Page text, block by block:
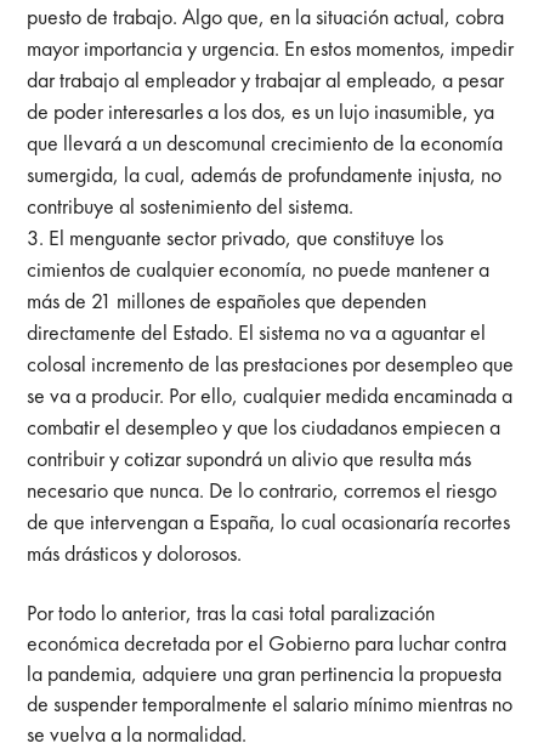
puesto de trabajo. Algo que, en la situación actual, cobra
mayor importancia y urgencia. En estos momentos, impedir
dar trabajo al empleador y trabajar al empleado, a pesar
de poder interesarles a los dos, es un lujo inasumible, ya
que llevará a un descomunal crecimiento de la economía
sumergida, la cual, además de profundamente injusta, no
contribuye al sostenimiento del sistema.
El menguante sector privado, que constituye los
cimientos de cualquier economía, no puede mantener a
más de 21 millones de españoles que dependen
directamente del Estado. El sistema no va a aguantar el
colosal incremento de las prestaciones por desempleo que
se va a producir. Por ello, cualquier medida encaminada a
combatir el desempleo y que los ciudadanos empiecen a
contribuir y cotizar supondrá un alivio que resulta más
necesario que nunca. De lo contrario, corremos el riesgo
de que intervengan a España, lo cual ocasionaría recortes
más drásticos y dolorosos.
Por todo lo anterior, tras la casi total paralización
económica decretada por el Gobierno para luchar contra
la pandemia, adquiere una gran pertinencia la propuesta
de suspender temporalmente el salario mínimo mientras no
se vuelva a la normalidad.